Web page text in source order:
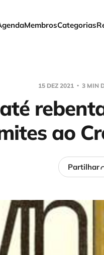
MembrosCategorias
15 DEZ 2021 3 MIN
ao
Partilhar